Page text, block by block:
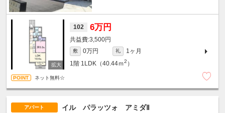
102 6万円
3,500円
敷 0万円 礼
1ヶ月
1階 1LDK（40.44ｍ2 ）
ネット無料☆
アパート イル パラッツォ アミダⅡ